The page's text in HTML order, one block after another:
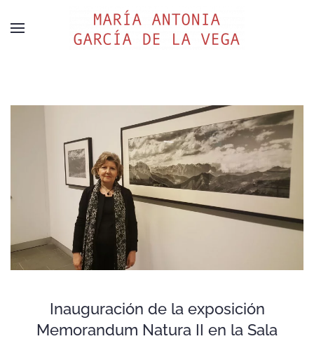
Inauguración de la exposición
Memorandum Natura II en la Sala